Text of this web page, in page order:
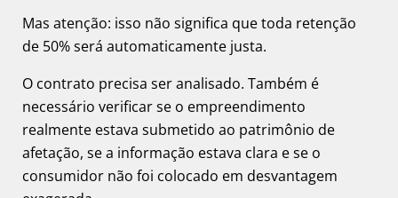
Mas atenção: isso não significa que toda retenção
de 50% será automaticamente justa.
O contrato precisa ser analisado. Também é
necessário verificar se o empreendimento
realmente estava submetido ao patrimônio de
afetação, se a informação estava clara e se o
consumidor não foi colocado em desvantagem